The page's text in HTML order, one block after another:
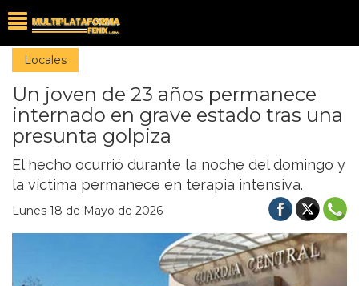
Locales
Un joven de 23 años permanece
internado en grave estado tras una
presunta golpiza
El hecho ocurrió durante la noche del domingo y
la víctima permanece en terapia intensiva.
Lunes 18 de Mayo de 2026